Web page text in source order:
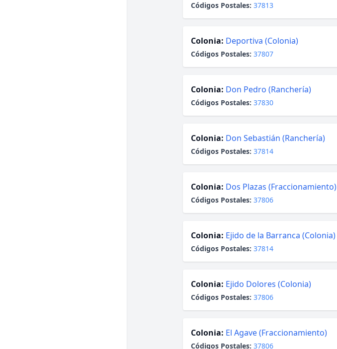
Códigos Postales: 37813
Colonia: Deportiva (Colonia)
Códigos Postales: 37807
Colonia: Don Pedro (Ranchería)
Códigos Postales: 37830
Colonia: Don Sebastián (Ranchería)
Códigos Postales: 37814
Colonia: Dos Plazas (Fraccionamiento)
Códigos Postales: 37806
Colonia: Ejido de la Barranca (Colonia)
Códigos Postales: 37814
Colonia: Ejido Dolores (Colonia)
Códigos Postales: 37806
Colonia: El Agave (Fraccionamiento)
Códigos Postales: 37806